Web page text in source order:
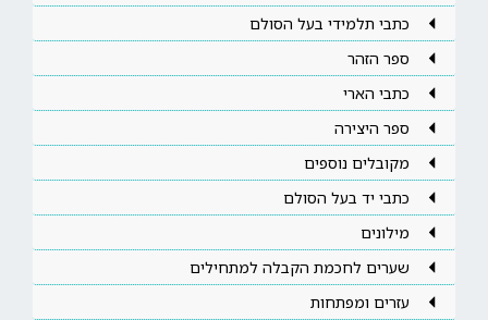
כתבי תלמידי בעל הסולם
ספר הזהר
כתבי הארי
ספר היצירה
מקובלים נוספים
כתבי יד בעל הסולם
מילונים
שערים לחכמת הקבלה למתחילים
עזרים ומפתחות